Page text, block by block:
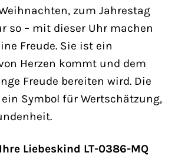
zum Jahrestag
so – mit dieser Uhr machen
Freude. Sie ist ein
Herzen kommt und dem
Freude bereiten wird. Die
ein Symbol für Wertschätzung,
Liebeskind LT-0386-MQ